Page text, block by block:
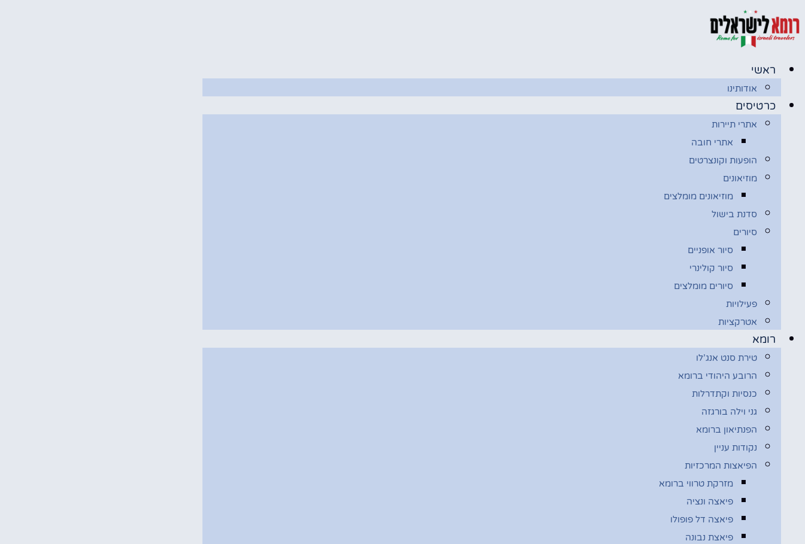
לתוכן
ראשי
אודותינו
כרטיסים
אתרי תיירות
אתרי חובה
הופעות וקונצרטים
מוזיאונים
מוזיאונים מומלצים
סדנת בישול
סיורים
סיור אופניים
סיור קולינרי
סיורים מומלצים
פעילויות
אטרקציות
רומא
טירת סנט אנג’לו
הרובע היהודי ברומא
כנסיות וקתדרלות
גני וילה בורגזה
הפנתיאון ברומא
נקודות עניין
הפיאצות המרכזיות
מזרקת טרווי ברומא
פיאצה ונציה
פיאצה דל פופולו
פיאצת נבונה